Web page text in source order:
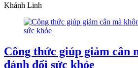
Khánh Linh
Công thức giúp giảm cân
đánh đổi sức khỏe